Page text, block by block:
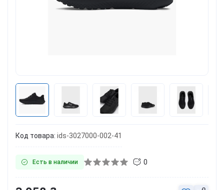
Код товара: ids-3027000-002-41
Есть в наличии 0